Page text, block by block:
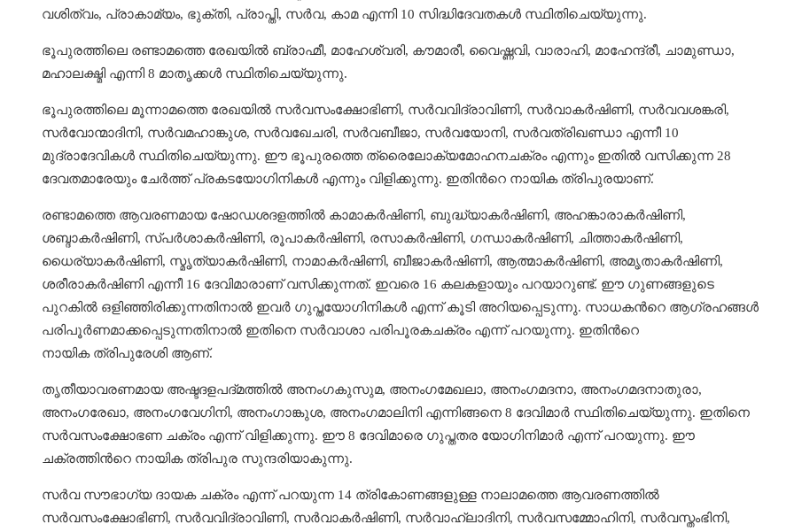
വശിത്വം, പ്രാകാമ്യം, ഭുക്തി, പ്രാപ്തി, സർവ, കാമ എന്നി 10 സിദ്ധിദേവതകൾ സ്ഥിതിചെയ്യുന്നു.
ഭൂപുരത്തിലെ രണ്ടാമത്തെ രേഖയിൽ ബ്രാഹ്മീ, മാഹേശ്വരി, കൗമാരീ, വൈഷ്ണവി, വാരാഹി, മാഹേന്ദ്രീ, ചാമുണ്ഡാ,
മഹാലക്ഷ്മി എന്നി 8 മാതൃക്കൾ സ്ഥിതിചെയ്യുന്നു.
ഭൂപുരത്തിലെ മൂന്നാമത്തെ രേഖയിൽ സർവസംക്ഷോഭിണി, സർവവിദ്രാവിണി, സർവാക‍‍ര്‍ഷിണി, സർവവശങ്കരി,
സർവോന്മാദിനി, സർവമഹാങ്കുശ, സർവഖേചരി, സർവബീജാ, സർവയോനി, സർവത്രിഖണ്ഡാ എന്നീ 10
മുദ്രാദേവികൾ സ്ഥിതിചെയ്യുന്നു. ഈ ഭൂപുരത്തെ ത്രൈലോക്യമോഹനചക്രം എന്നും ഇതിൽ വസിക്കുന്ന 28
ദേവതമാരേയും ചേര്‍ത്ത് പ്രകടയോഗിനികൾ എന്നും വിളിക്കുന്നു. ഇതിന്‍റെ നായിക ത്രിപുരയാണ്.
രണ്ടാമത്തെ ആവരണമായ ഷോഡശദളത്തിൽ കാമാകര്‍ഷിണി, ബുദ്ധ്യാകര്‍ഷിണി, അഹങ്കാരാകര്‍ഷിണി,
ശബ്ദാകര്‍ഷിണി, സ്പര്‍ശാകര്‍ഷിണി, രൂപാകര്‍ഷിണി, രസാകര്‍ഷിണി, ഗന്ധാകര്‍ഷിണി, ചിത്താകര്‍ഷിണി,
ധൈര്യാകര്‍ഷിണി, സ്മൃത്യാകര്‍ഷിണി, നാമാകര്‍ഷിണി, ബീജാകര്‍ഷിണി, ആത്മാകര്‍ഷിണി, അമൃതാകര്‍ഷിണി,
ശരീരാകര്‍ഷിണി എന്നീ 16 ദേവിമാരാണ് വസിക്കുന്നത്. ഇവരെ 16 കലകളായും പറയാറുണ്ട്. ഈ ഗുണങ്ങളുടെ
പുറകിൽ ഒളിഞ്ഞിരിക്കുന്നതിനാൽ ഇവർ ഗുപ്തയോഗിനികൾ എന്ന് കൂടി അറിയപ്പെടുന്നു. സാധകന്‍റെ ആഗ്രഹങ്ങൾ
പരിപൂര്‍ണമാക്കപ്പെടുന്നതിനാൽ ഇതിനെ സർവാശാ പരിപൂരകചക്രം എന്ന് പറയുന്നു. ഇതിന്‍റെ
നായിക ത്രിപുരേശി ആണ്.
തൃതീയാവരണമായ അഷ്ടദളപദ്മത്തിൽ അനംഗകുസുമ, അനംഗമേഖലാ, അനംഗമദനാ, അനംഗമദനാതുരാ,
അനംഗരേഖാ, അനംഗവേഗിനി, അനംഗാങ്കുശ, അനംഗമാലിനി എന്നിങ്ങനെ 8 ദേവിമാർ സ്ഥിതിചെയ്യുന്നു. ഇതിനെ
സർവസംക്ഷോഭണ ചക്രം എന്ന് വിളിക്കുന്നു. ഈ 8 ദേവിമാരെ ഗുപ്തതര യോഗിനിമാർ എന്ന് പറയുന്നു. ഈ
ചക്രത്തിന്‍റെ നായിക ത്രിപുര സുന്ദരിയാകുന്നു.
സർവ സൗഭാഗ്യ ദായക ചക്രം എന്ന് പറയുന്ന 14 ത്രികോണങ്ങളുള്ള നാലാമത്തെ ആവരണത്തിൽ
സർവസംക്ഷോഭിണി, സർവവിദ്രാവിണി, സർവാകര്‍ഷിണി, സർവാഹ്ലാദിനി, സർവസമ്മോഹിനി, സർവസ്തംഭിനി,